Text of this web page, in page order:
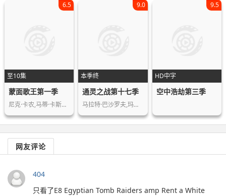
至10集
6.5
蒙面歌王第一季
尼克·卡农,马蒂·卡斯诺,郑肯,詹尼·…
本季终
9.0
通灵之战第十七季
马拉特·巴沙罗夫,玛丽莲·克罗,Сва…
HD中字
9.5
空中浩劫第三季
网友评论
404
只看了E8 Egyptian Tomb Raiders amp Rent a White